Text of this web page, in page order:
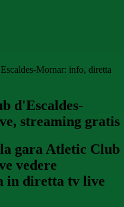
Mornar: info, diretta
d'Escaldes-
streaming gratis
gara Atletic Club
vedere
in diretta tv live